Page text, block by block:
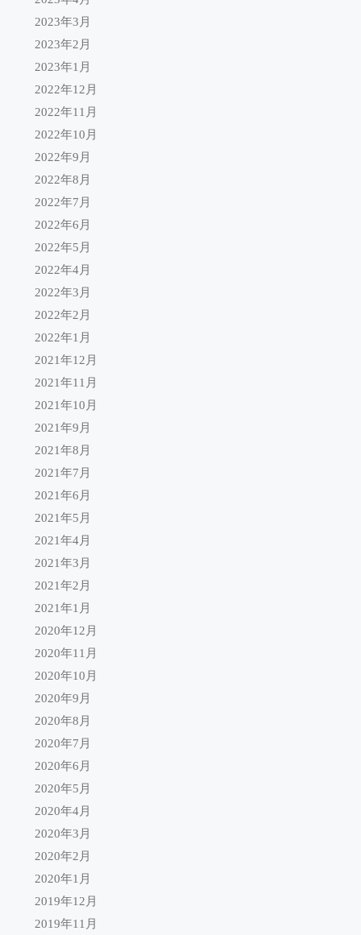
2023年3月
2023年2月
2023年1月
2022年12月
2022年11月
2022年10月
2022年9月
2022年8月
2022年7月
2022年6月
2022年5月
2022年4月
2022年3月
2022年2月
2022年1月
2021年12月
2021年11月
2021年10月
2021年9月
2021年8月
2021年7月
2021年6月
2021年5月
2021年4月
2021年3月
2021年2月
2021年1月
2020年12月
2020年11月
2020年10月
2020年9月
2020年8月
2020年7月
2020年6月
2020年5月
2020年4月
2020年3月
2020年2月
2020年1月
2019年12月
2019年11月